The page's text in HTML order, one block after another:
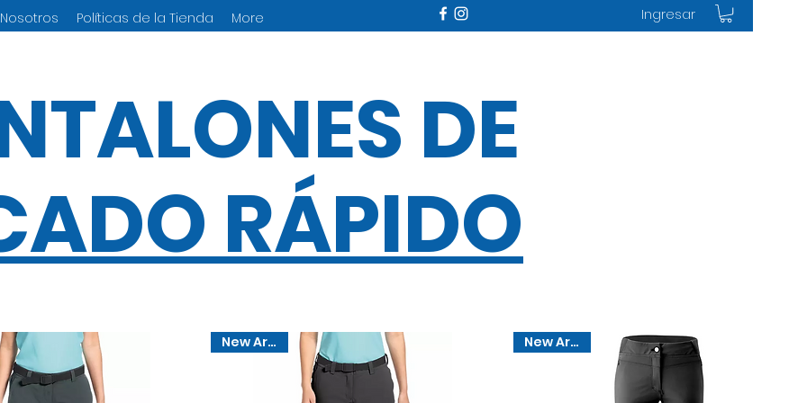
Ingresar
Políticas de la Tienda More
DE
RÁPIDO
New Arrival New Arrival